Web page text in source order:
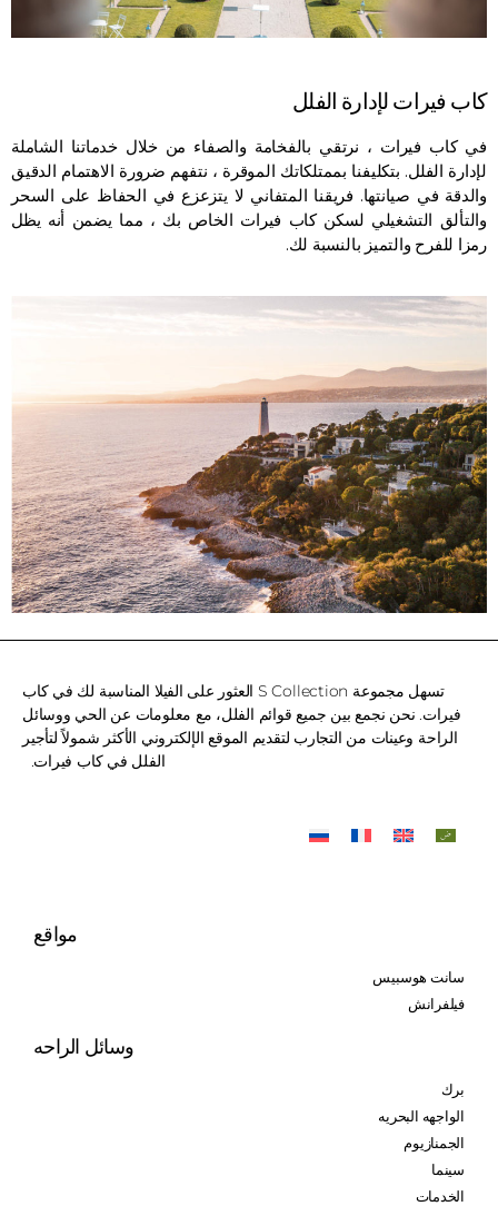
كاب فيرات لإدارة الفلل
في كاب فيرات ، نرتقي بالفخامة والصفاء من خلال خدماتنا الشاملة
لإدارة الفلل. بتكليفنا بممتلكاتك الموقرة ، نتفهم ضرورة الاهتمام الدقيق
والدقة في صيانتها. فريقنا المتفاني لا يتزعزع في الحفاظ على السحر
والتألق التشغيلي لسكن كاب فيرات الخاص بك ، مما يضمن أنه يظل
رمزا للفرح والتميز بالنسبة لك.
تسهل مجموعة S Collection العثور على الفيلا المناسبة لك في كاب
فيرات. نحن نجمع بين جميع قوائم الفلل، مع معلومات عن الحي ووسائل
الراحة وعينات من التجارب لتقديم الموقع الإلكتروني الأكثر شمولاً لتأجير
الفلل في كاب فيرات.
مواقع
سانت هوسبيس
فيلفرانش
وسائل الراحه
برك
الواجهه البحريه
الجمنازيوم
سينما
الخدمات